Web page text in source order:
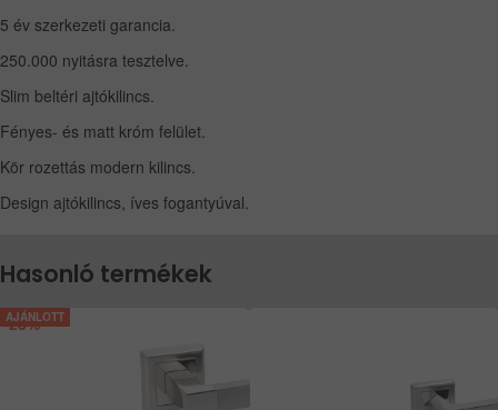
5 év szerkezeti garancia.
250.000 nyitásra tesztelve.
Slim beltéri ajtókilincs.
Fényes- és matt króm felület.
Kör rozettás modern kilincs.
Design ajtókilincs, íves fogantyúval.
Hasonló termékek
-28%